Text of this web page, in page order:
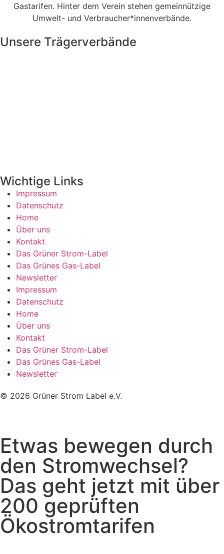
Gastarifen. Hinter dem Verein stehen gemeinnützige
Umwelt- und Verbraucher*innenverbände.
Unsere Trägerverbände
Wichtige Links
Impressum
Datenschutz
Home
Über uns
Kontakt
Das Grüner Strom-Label
Das Grünes Gas-Label
Newsletter
Impressum
Datenschutz
Home
Über uns
Kontakt
Das Grüner Strom-Label
Das Grünes Gas-Label
Newsletter
© 2026 Grüner Strom Label e.V.
Etwas bewegen durch
den Stromwechsel?
Das geht jetzt mit über
200 geprüften
Ökostromtarifen